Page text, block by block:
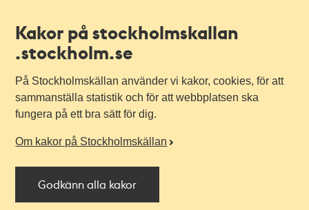
Kakor på stockholmskallan
.stockholm.se
På Stockholmskällan använder vi kakor, cookies, för att
sammanställa statistik och för att webbplatsen ska
fungera på ett bra sätt för dig.
Om kakor på Stockholmskällan
Godkänn alla kakor